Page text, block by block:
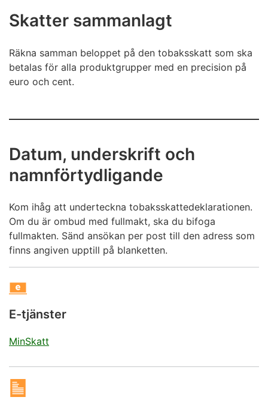
Skatter sammanlagt
Räkna samman beloppet på den tobaksskatt som ska
betalas för alla produktgrupper med en precision på
euro och cent.
Datum, underskrift och
namnförtydligande
Kom ihåg att underteckna tobaksskattedeklarationen.
Om du är ombud med fullmakt, ska du bifoga
fullmakten. Sänd ansökan per post till den adress som
finns angiven upptill på blanketten.
E-tjänster
MinSkatt